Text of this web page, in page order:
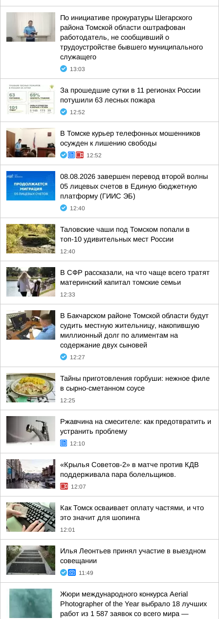
По инициативе прокуратуры Шегарского
района Томской области оштрафован
работодатель, не сообщивший о
трудоустройстве бывшего муниципального
служащего
13:03
За прошедшие сутки в 11 регионах России
потушили 63 лесных пожара
12:52
В Томске курьер телефонных мошенников
осужден к лишению свободы
12:52
08.08.2026 завершен перевод второй волны
05 лицевых счетов в Единую бюджетную
платформу (ГИИС ЭБ)
12:40
Таловские чаши под Томском попали в
топ-10 удивительных мест России
12:40
В СФР рассказали, на что чаще всего тратят
материнский капитал томские семьи
12:33
В Бакчарском районе Томской области будут
судить местную жительницу, накопившую
миллионный долг по алиментам на
содержание двух сыновей
12:27
Тайны приготовления горбуши: нежное филе
в сырно-сметанном соусе
12:25
Ржавчина на смесителе: как предотвратить и
устранить проблему
12:10
«Крылья Советов-2» в матче против КДВ
поддерживала пара болельщиков.
12:07
Как Томск осваивает оплату частями, и что
это значит для шопинга
12:01
Илья Леонтьев принял участие в выездном
совещании
11:49
Жюри международного конкурса Aerial
Photographer of the Year выбрало 18 лучших
работ из 1 587 заявок со всего мира —